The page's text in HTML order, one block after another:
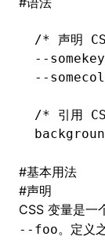
/* 声明
--
--
/* 引用
#基本用法
#声明
CSS 变量是一
--foo。定义